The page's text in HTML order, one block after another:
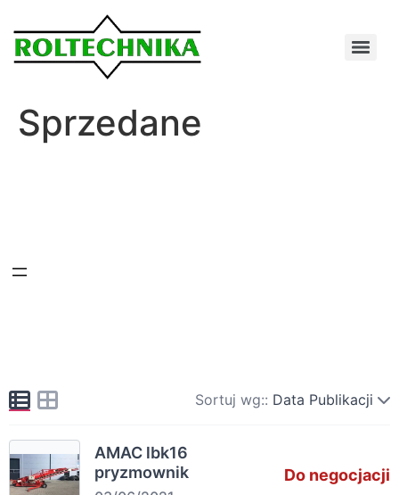
Sprzedane
Sortuj wg:: Data Publikacji
AMAC lbk16
pryzmownik
Do negocjacji